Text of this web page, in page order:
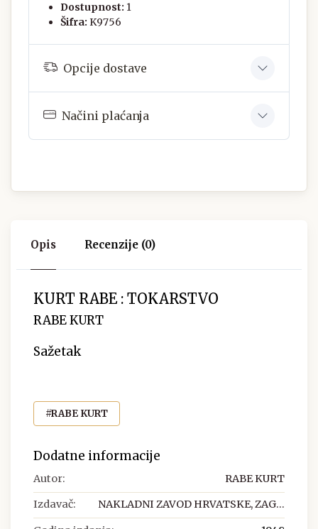
Dostupnost: 1
Šifra: K9756
Opcije dostave
Načini plaćanja
Opis Recenzije (0)
KURT RABE : TOKARSTVO
RABE KURT
Sažetak
#RABE KURT
Dodatne informacije
Autor: RABE KURT
Izdavač: NAKLADNI ZAVOD HRVATSKE, ZAG...